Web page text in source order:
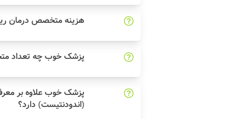
هزینه متخصص درمان
پزشک خوب چه تعداد
پزشک خوب علاوه بر
(اندودنتیست) دارد؟